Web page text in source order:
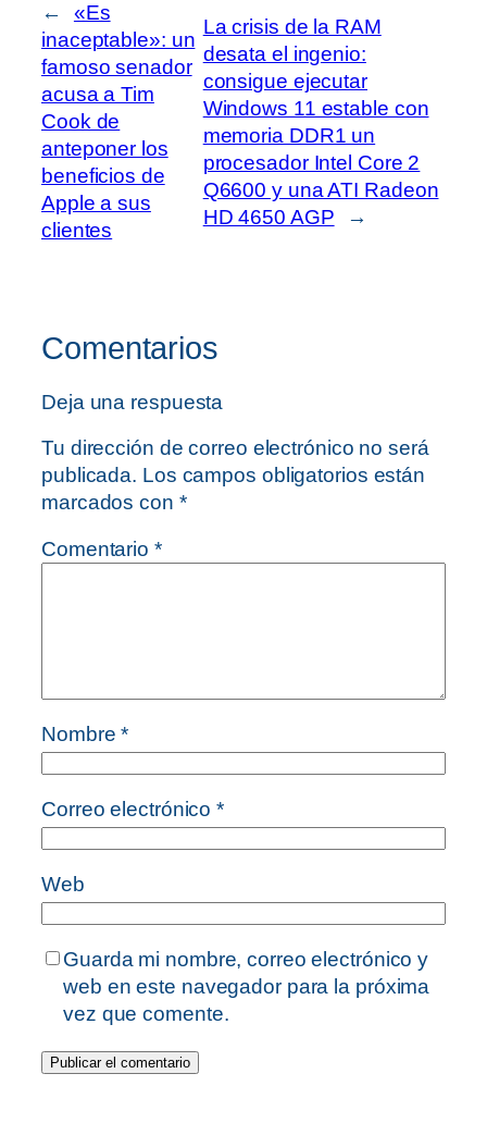
←
«Es
inaceptable»: un
famoso senador
acusa a Tim
Cook de
anteponer los
beneficios de
Apple a sus
clientes
La crisis de la RAM
desata el ingenio:
consigue ejecutar
Windows 11 estable con
memoria DDR1 un
procesador Intel Core 2
Q6600 y una ATI Radeon
HD 4650 AGP
→
Comentarios
Deja una respuesta
Tu dirección de correo electrónico no será
publicada. Los campos obligatorios están
marcados con *
Comentario *
Nombre*
Correo electrónico*
Web
Guarda mi nombre, correo electrónico y
web en este navegador para la próxima
vez que comente.